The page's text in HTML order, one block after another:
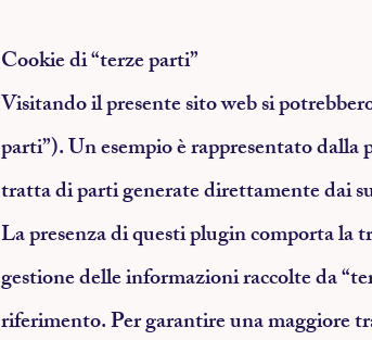
Cookie di “terze parti”
Visitando il presente sito web si
parti”). Un esempio è rappresentato
tratta di parti generate direttamente dai
La presenza di questi plugin comporta la
gestione delle informazioni raccolte da
riferimento. Per garantire una maggiore